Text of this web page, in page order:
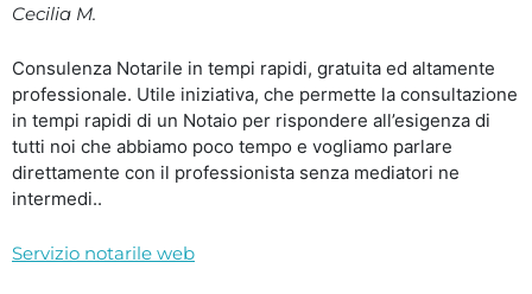
Cecilia M.
Consulenza Notarile in tempi rapidi, gratuita ed altamente
professionale. Utile iniziativa, che permette la consultazione
in tempi rapidi di un Notaio per rispondere all’esigenza di
tutti noi che abbiamo poco tempo e vogliamo parlare
direttamente con il professionista senza mediatori ne
intermedi..
Servizio notarile web